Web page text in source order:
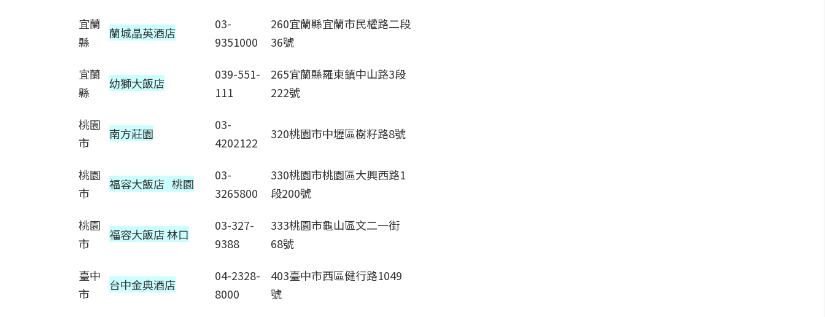
宜蘭
縣
蘭城晶英酒店
03-
9351000
260宜蘭縣宜蘭市民權路二段
36號
宜蘭
縣
幼獅大飯店
039-551-
111
265宜蘭縣羅東鎮中山路3段
222號
桃園
市
南方莊園
03-
4202122
320桃園市中壢區樹籽路8號
桃園
市
福容大飯店 桃園
03-
3265800
330桃園市桃園區大興西路1
段200號
桃園
市
福容大飯店 林口
03-327-
9388
333桃園市龜山區文二一街
68號
臺中
市
台中金典酒店
04-2328-
8000
403臺中市西區健行路1049
號